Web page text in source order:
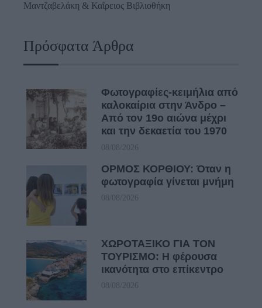
Μαντζαβελάκη & Καΐρειος Βιβλιοθήκη
Πρόσφατα Άρθρα
Φωτογραφίες-κειμήλια από
καλοκαίρια στην Άνδρο –
Από τον 19ο αιώνα μέχρι
και την δεκαετία του 1970
08/08/2026
ΟΡΜΟΣ ΚΟΡΘΙΟΥ: Όταν η
φωτογραφία γίνεται μνήμη
08/08/2026
ΧΩΡΟΤΑΞΙΚΟ ΓΙΑ ΤΟΝ
ΤΟΥΡΙΣΜΟ: Η φέρουσα
ικανότητα στο επίκεντρο
08/08/2026